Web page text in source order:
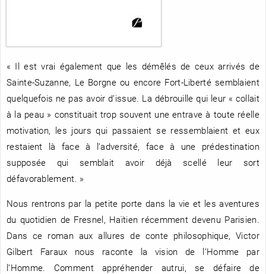
« Il est vrai également que les démêlés de ceux arrivés de
Sainte-Suzanne, Le Borgne ou encore Fort-Liberté semblaient
quelquefois ne pas avoir d’issue. La débrouille qui leur « collait
à la peau » constituait trop souvent une entrave à toute réelle
motivation, les jours qui passaient se ressemblaient et eux
restaient là face à l’adversité, face à une prédestination
supposée qui semblait avoir déjà scellé leur sort
défavorablement. »
Nous rentrons par la petite porte dans la vie et les aventures
du quotidien de Fresnel, Haïtien récemment devenu Parisien.
Dans ce roman aux allures de conte philosophique, Victor
Gilbert Faraux nous raconte la vision de l’Homme par
l’Homme. Comment appréhender autrui, se défaire de